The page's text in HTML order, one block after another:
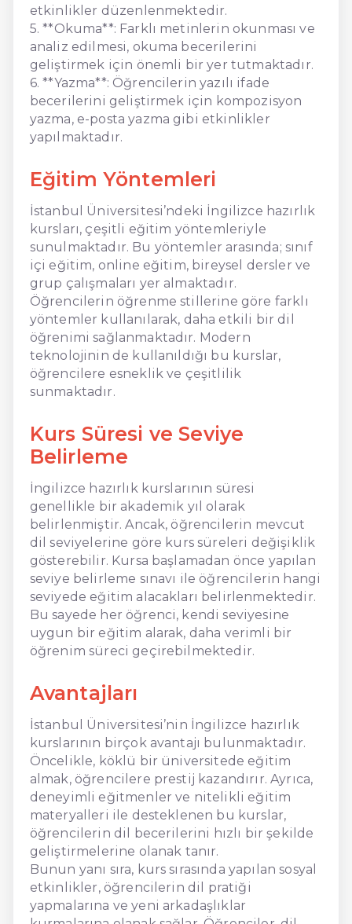
etkinlikler düzenlenmektedir.
5. **Okuma**: Farklı metinlerin okunması ve
analiz edilmesi, okuma becerilerini
geliştirmek için önemli bir yer tutmaktadır.
6. **Yazma**: Öğrencilerin yazılı ifade
becerilerini geliştirmek için kompozisyon
yazma, e-posta yazma gibi etkinlikler
yapılmaktadır.
Eğitim Yöntemleri
İstanbul Üniversitesi’ndeki İngilizce hazırlık
kursları, çeşitli eğitim yöntemleriyle
sunulmaktadır. Bu yöntemler arasında; sınıf
içi eğitim, online eğitim, bireysel dersler ve
grup çalışmaları yer almaktadır.
Öğrencilerin öğrenme stillerine göre farklı
yöntemler kullanılarak, daha etkili bir dil
öğrenimi sağlanmaktadır. Modern
teknolojinin de kullanıldığı bu kurslar,
öğrencilere esneklik ve çeşitlilik
sunmaktadır.
Kurs Süresi ve Seviye
Belirleme
İngilizce hazırlık kurslarının süresi
genellikle bir akademik yıl olarak
belirlenmiştir. Ancak, öğrencilerin mevcut
dil seviyelerine göre kurs süreleri değişiklik
gösterebilir. Kursa başlamadan önce yapılan
seviye belirleme sınavı ile öğrencilerin hangi
seviyede eğitim alacakları belirlenmektedir.
Bu sayede her öğrenci, kendi seviyesine
uygun bir eğitim alarak, daha verimli bir
öğrenim süreci geçirebilmektedir.
Avantajları
İstanbul Üniversitesi’nin İngilizce hazırlık
kurslarının birçok avantajı bulunmaktadır.
Öncelikle, köklü bir üniversitede eğitim
almak, öğrencilere prestij kazandırır. Ayrıca,
deneyimli eğitmenler ve nitelikli eğitim
materyalleri ile desteklenen bu kurslar,
öğrencilerin dil becerilerini hızlı bir şekilde
geliştirmelerine olanak tanır.
Bunun yanı sıra, kurs sırasında yapılan sosyal
etkinlikler, öğrencilerin dil pratiği
yapmalarına ve yeni arkadaşlıklar